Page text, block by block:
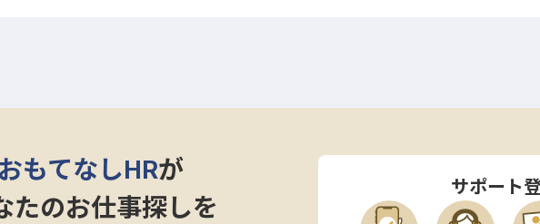
おもてなしHRが
たのお仕事探しを
サポート